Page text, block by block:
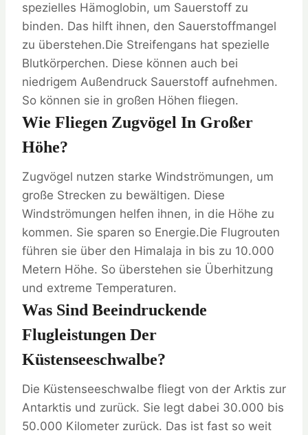
spezielles Hämoglobin, um Sauerstoff zu
binden. Das hilft ihnen, den Sauerstoffmangel
zu überstehen.Die Streifengans hat spezielle
Blutkörperchen. Diese können auch bei
niedrigem Außendruck Sauerstoff aufnehmen.
So können sie in großen Höhen fliegen.
Wie Fliegen Zugvögel In Großer
Höhe?
Zugvögel nutzen starke Windströmungen, um
große Strecken zu bewältigen. Diese
Windströmungen helfen ihnen, in die Höhe zu
kommen. Sie sparen so Energie.Die Flugrouten
führen sie über den Himalaja in bis zu 10.000
Metern Höhe. So überstehen sie Überhitzung
und extreme Temperaturen.
Was Sind Beeindruckende
Flugleistungen Der
Küstenseeschwalbe?
Die Küstenseeschwalbe fliegt von der Arktis zur
Antarktis und zurück. Sie legt dabei 30.000 bis
50.000 Kilometer zurück. Das ist fast so weit